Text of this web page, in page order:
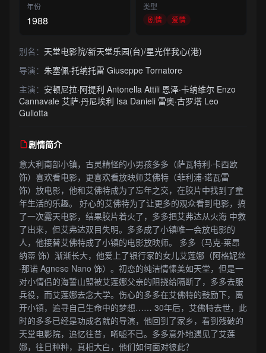
年份
1988
类型
剧情
爱情
别名： 天堂电影院/新天堂乐园(台)/星光伴我心(港)
导演： 朱塞佩·托纳托雷 Giuseppe Tornatore
主演： 安顿尼拉·阿提利 Antonella Attili 恩泽·卡纳维尔 Enzo
Cannavale 艾萨·丹尼埃利 Isa Danieli 雷奥·古罗塔 Leo
Gullotta
剧情简介
意大利南部小镇，古灵精怪的小男孩多多（萨瓦特利·卡西欧
饰）喜欢看电影，更喜欢看放映师艾佛特（菲利浦·诺瓦雷
饰）放电影，他和艾佛特成为了忘年之交，在胶片中找到了童
年生活的乐趣。 好心的艾佛特为了让更多的观众看到电影，搞
了一次露天电影，结果胶片着火了，多多把艾弗达从火海 中救
了出来，但艾弗达双目失明。多多成了小镇唯一会放电影的
人，他接替艾佛特成了小镇的电影放映师。 多多（马克·莱昂
纳蒂 饰）渐渐长大，他爱上了银行家的女儿艾莲娜（阿格妮丝
·那诺 Agnese Nano 饰）。初恋的纯洁情愫美如天堂，但是一
对小情侣的海誓山盟被艾莲娜父亲的阻挠给隔断了，多多去服
兵役，而艾莲娜去念大学。伤心的多多在艾佛特的鼓励下，离
开小镇，追寻自己生命中的梦想…… 30年后，艾佛特去世，此
时的多多已经是功成名就的导演，他回到了家乡，看到残破的
天堂电影院，追忆往昔，唏嘘不已。多多意外地遇见了艾莲
娜，往日种种，真相大白，他们如何面对彼此？